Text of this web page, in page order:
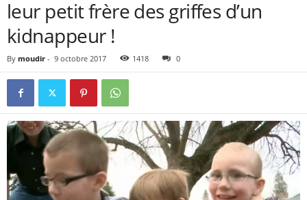
leur petit frère des griffes d’un
kidnappeur !
By moudir - 9 octobre 2017 1418 0